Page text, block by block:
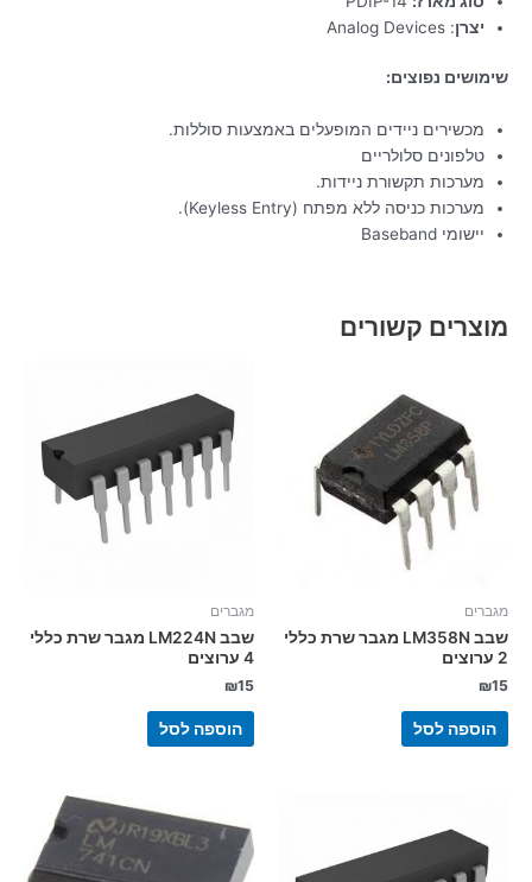
יצרן: Analog Devices
שימושים נפוצים:
מכשירים ניידים המופעלים באמצעות סוללות.
טלפונים סלולריים
מערכות תקשורת ניידות.
מערכות כניסה ללא מפתח (Keyless Entry).
יישומי Baseband
מוצרים קשורים
מגברים
שבב LM358N מגבר שרת כללי
2 ערוצים
₪15
הוספה לסל
מגברים
שבב LM224N מגבר שרת כללי
4 ערוצים
₪15
הוספה לסל